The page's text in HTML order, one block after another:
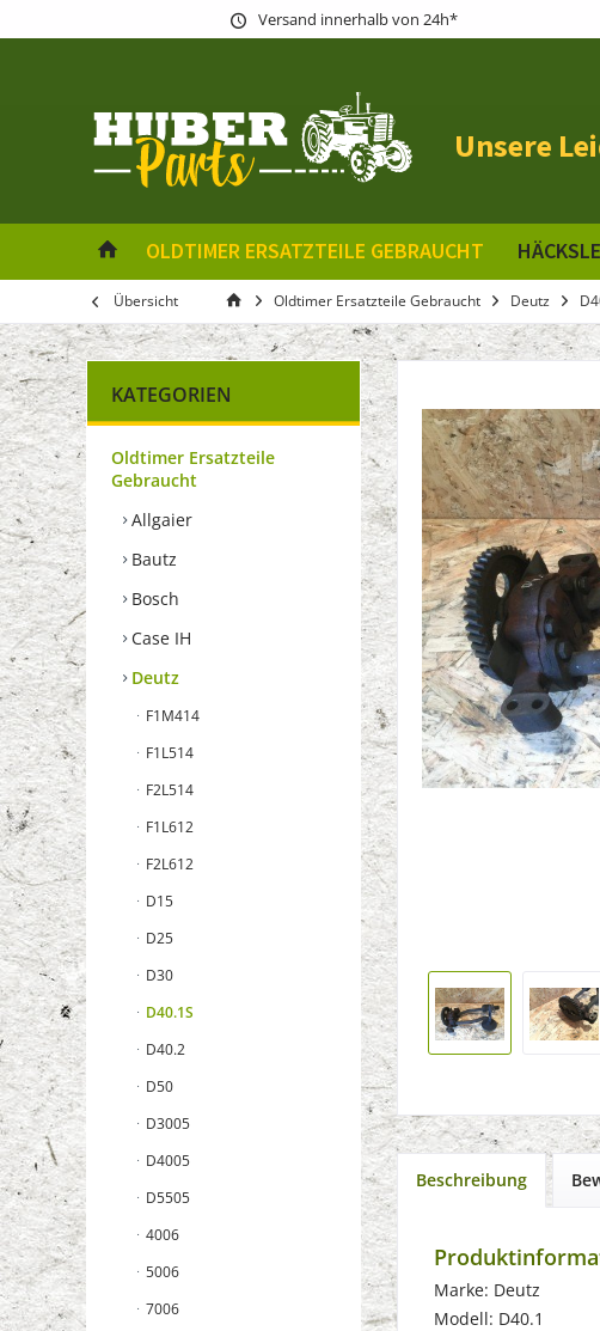
Versand innerhalb von 24h*
Unsere
OLDTIMER ERSATZTEILE GEBRAUCHT
Übersicht Oldtimer Ersatzteile Gebraucht Deutz
KATEGORIEN
Oldtimer Ersatzteile
Gebraucht
Allgaier
Bautz
Bosch
Case IH
Deutz
F1M414
F1L514
F2L514
F1L612
F2L612
D15
D25
D30
D40.1S
D40.2
D50
D3005
D4005
D5505
4006
5006
7006
Beschreibung
Marke: Deutz
Modell: D40.1